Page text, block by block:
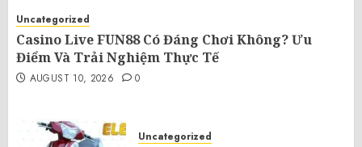
Uncategorized
Casino Live FUN88 Có Đáng Chơi Không? Ưu
Điểm Và Trải Nghiệm Thực Tế
AUGUST 10, 2026 0
Uncategorized